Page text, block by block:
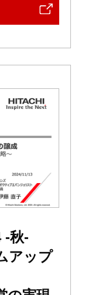
-秋-
アップ